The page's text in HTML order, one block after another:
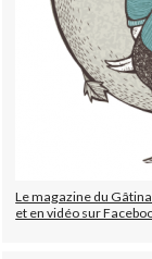
Le magazine du
et en vidéo sur